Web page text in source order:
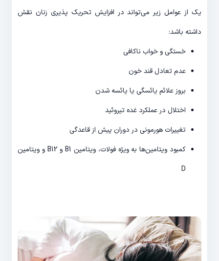
یک از عوامل زیر می‌تواند در افزایش تحریک پذیری زنان نقش
داشته باشد:
خستگی و خواب ناکافی
عدم تعادل قند خون
بروز علائم یائسگی یا یائسه شدن
اختلال در عملکرد غده تیروئید
تغییرات هورمونی در دوران پیش از قاعدگی
کمبود ویتامین‌ها به ویژه فولات، ویتامین B1 و B12 و ویتامین
D